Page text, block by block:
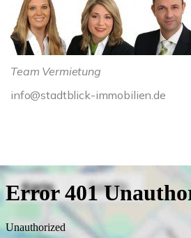
Team Vermietung
info@stadtblick-immobilien.de